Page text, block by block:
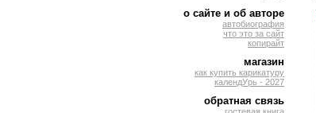
о сайте и об авторе
автобиография
что это за сайт
копирайт
магазин
как купить карикатуру
календУрь - 2027
обратная связь